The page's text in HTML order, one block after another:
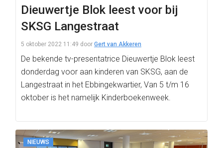
Dieuwertje Blok leest voor bij
SKSG Langestraat
5 oktober 2022 11:49 door Gert van Akkeren
De bekende tv-presentatrice Dieuwertje Blok leest
donderdag voor aan kinderen van SKSG, aan de
Langestraat in het Ebbingekwartier, Van 5 t/m 16
oktober is het namelijk Kinderboekenweek.
NIEUWS